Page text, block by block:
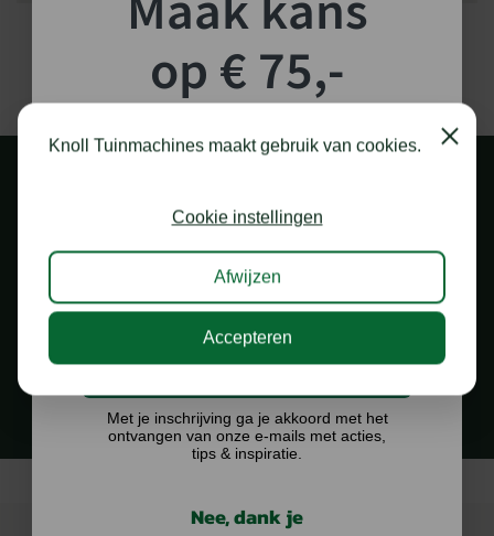
afgestemd en verhogen daardoor de betrouwbaarheid van je
van maximale prestaties en kan je veilig en handig zonder
onderbreking werken dankzij de mogelijkheid om de
zaaggarnituur te vervangen.
1.000 M2 SHOWROOM
in Staphorst
Knoll Tuinmachines maakt gebruik van cookies. Close
Cookie instellingen
Afwijzen
Accepteren
op € 75,-
shoptegoed!
kans op €75,- te besteden op onze webshop.
Ik doe graag mee!
Met je inschrijving ga je akkoord met het
ontvangen van onze e-mails met acties,
tips & inspiratie.
Nee, dank je